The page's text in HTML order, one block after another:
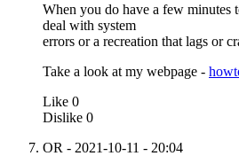
When you do have a few minutes
deal with system
errors or a recreation that lags or
Take a look at my webpage -
Like 0
Dislike 0
OR - 2021-10-11 - 20:04